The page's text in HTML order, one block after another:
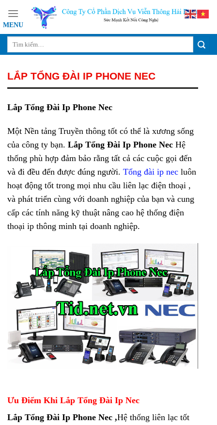
content
LẮP TỔNG ĐÀI IP PHONE NEC
Lắp Tổng Đài Ip Phone Nec
Một Nền tảng Truyền thông tốt có thể là xương sống
của công ty bạn. Lắp Tổng Đài Ip Phone Nec Hệ
thống phù hợp đảm bảo rằng tất cả các cuộc gọi đến
và đi đều đến được đúng người. Tổng đài ip nec luôn
hoạt động tốt trong mọi nhu cầu liên lạc điện thoại ,
và phát triển cùng với doanh nghiệp của bạn và cung
cấp các tính năng kỹ thuật nâng cao hệ thống điện
thoại ip thông minh tại doanh nghiệp.
Ưu Điểm Khi Lắp Tổng Đài Ip Nec
Lắp Tổng Đài Ip Phone Nec ,Hệ thống liên lạc tốt